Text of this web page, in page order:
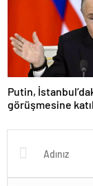
Putin,
görüşmesine